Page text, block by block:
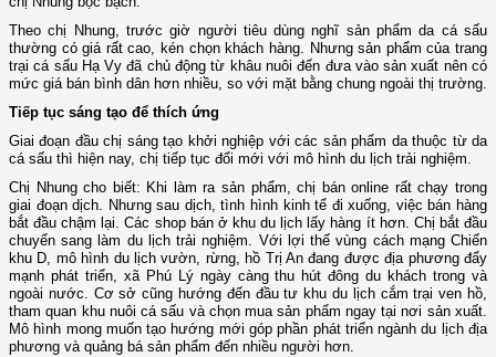
Theo chị Nhung, trước giờ người tiêu dùng nghĩ sản phẩm da cá sấu
thường có giá rất cao, kén chọn khách hàng. Nhưng sản phẩm của trang
trại cá sấu Hạ Vy đã chủ động từ khâu nuôi đến đưa vào sản xuất nên có
mức giá bán bình dân hơn nhiều, so với mặt bằng chung ngoài thị trường.
Tiếp tục sáng tạo để thích ứng
Giai đoạn đầu chị sáng tạo khởi nghiệp với các sản phẩm da thuộc từ da
cá sấu thì hiện nay, chị tiếp tục đổi mới với mô hình du lịch trải nghiệm.
Chị Nhung cho biết: Khi làm ra sản phẩm, chị bán online rất chạy trong
giai đoạn dịch. Nhưng sau dịch, tình hình kinh tế đi xuống, việc bán hàng
bắt đầu chậm lại. Các shop bán ở khu du lịch lấy hàng ít hơn. Chị bắt đầu
chuyển sang làm du lịch trải nghiệm. Với lợi thế vùng cách mạng Chiến
khu D, mô hình du lịch vườn, rừng, hồ Trị An đang được địa phương đẩy
mạnh phát triển, xã Phú Lý ngày càng thu hút đông du khách trong và
ngoài nước. Cơ sở cũng hướng đến đầu tư khu du lịch cắm trại ven hồ,
tham quan khu nuôi cá sấu và chọn mua sản phẩm ngay tại nơi sản xuất.
Mô hình mong muốn tạo hướng mới góp phần phát triển ngành du lịch địa
phương và quảng bá sản phẩm đến nhiều người hơn.